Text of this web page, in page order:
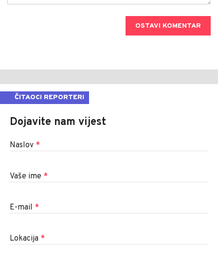
OSTAVI KOMENTAR
ČITAOCI REPORTERI
Dojavite nam vijest
Naslov *
Vaše ime *
E-mail *
Lokacija *